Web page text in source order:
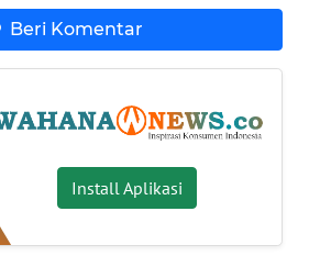
Beri Komentar
Install Aplikasi